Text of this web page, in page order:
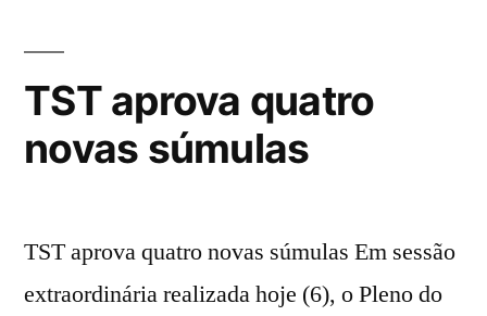
TST aprova quatro
novas súmulas
TST aprova quatro novas súmulas Em sessão
extraordinária realizada hoje (6), o Pleno do